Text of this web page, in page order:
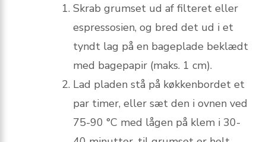
Skrab grumset ud af filteret eller
espressosien, og bred det ud i et
tyndt lag på en bageplade beklædt
med bagepapir (maks. 1 cm).
Lad pladen stå på køkkenbordet et
par timer, eller sæt den i ovnen ved
75-90 °C med lågen på klem i 30-